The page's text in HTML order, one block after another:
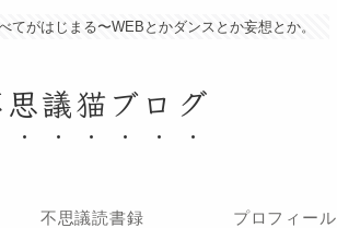
てがはじまる〜WEBとかダンスとか妄想とか。
議猫ブログ
不思議読書録 プロフィール